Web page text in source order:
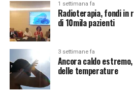
1 settimana fa
Radioterapia, fondi
di 10mila pazienti
3 settimane fa
Ancora caldo
delle temperature